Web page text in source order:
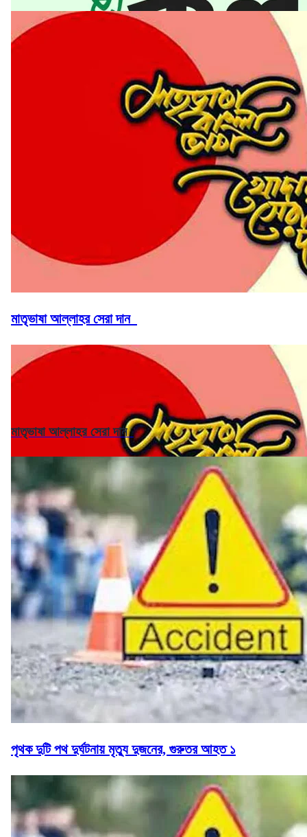
মাতৃভাষা আল্লাহর সেরা দান
মাতৃভাষা আল্লাহর সেরা দান
পৃথক দুটি পথ দুর্ঘটনায় মৃত্যু দুজনের, গুরুতর আহত ১